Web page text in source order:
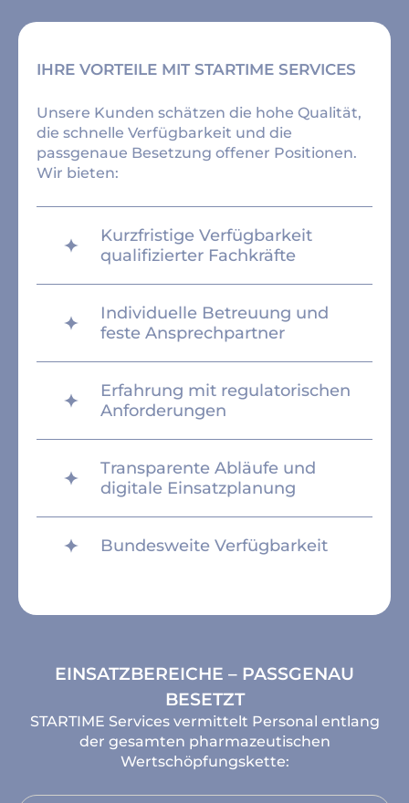
IHRE VORTEILE MIT STARTIME SERVICES
Unsere Kunden schätzen die hohe Qualität,
die schnelle Verfügbarkeit und die
passgenaue Besetzung offener Positionen.
Wir bieten:
Kurzfristige Verfügbarkeit
qualifizierter Fachkräfte
Individuelle Betreuung und
feste Ansprechpartner
Erfahrung mit regulatorischen
Anforderungen
Transparente Abläufe und
digitale Einsatzplanung
Bundesweite Verfügbarkeit
EINSATZBEREICHE – PASSGENAU
BESETZT
STARTIME Services vermittelt Personal entlang
der gesamten pharmazeutischen
Wertschöpfungskette: